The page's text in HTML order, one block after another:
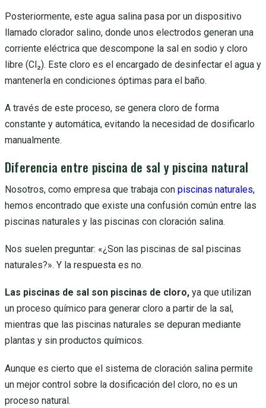
Posteriormente, este agua salina pasa por un dispositivo
llamado clorador salino, donde unos electrodos generan una
corriente eléctrica que descompone la sal en sodio y cloro
libre (Cl₂). Este cloro es el encargado de desinfectar el agua y
mantenerla en condiciones óptimas para el baño.
A través de este proceso, se genera cloro de forma
constante y automática, evitando la necesidad de dosificarlo
manualmente.
Diferencia entre piscina de sal y piscina natural
Nosotros, como empresa que trabaja con piscinas naturales,
hemos encontrado que existe una confusión común entre las
piscinas naturales y las piscinas con cloración salina.
Nos suelen preguntar: «¿Son las piscinas de sal piscinas
naturales?». Y la respuesta es no.
Las piscinas de sal son piscinas de cloro, ya que utilizan
un proceso químico para generar cloro a partir de la sal,
mientras que las piscinas naturales se depuran mediante
plantas y sin productos químicos.
Aunque es cierto que el sistema de cloración salina permite
un mejor control sobre la dosificación del cloro, no es un
proceso natural.